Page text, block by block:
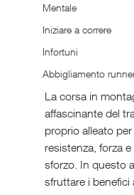
Mentale
Iniziare a correre
Infortuni
Abbigliamento
La corsa in
affascinante del
proprio alleato
resistenza, forza
sforzo. In questo
sfruttare i benefici